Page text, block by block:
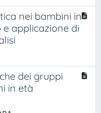
nei bambini in
applicazione di
dei gruppi
in età